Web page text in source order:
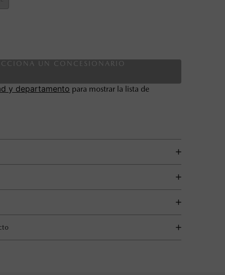
UN CONCESIONARIO
y departamento para mostrar la lista de